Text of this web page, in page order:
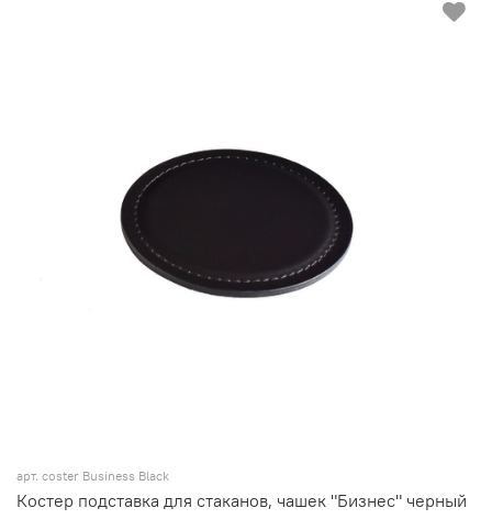
арт. coster Business Black
Костер подставка для стаканов, чашек "Бизнес" черный